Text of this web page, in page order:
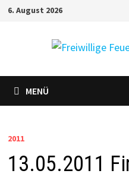
Zum6. August 2026
MENÜ
2011
13.05.2011